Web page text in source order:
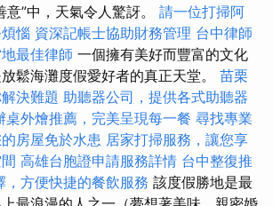
”中，天氣令人驚訝。 請一位打掃阿
惱 資深記帳士協助財務管理 台中律師
最佳律師 一個擁有美好而豐富的文化
鬆海灘度假愛好者的真正天堂。 苗栗
決難題 助聽器公司，提供各式助聽器
桌外燴推薦，完美呈現每一餐 尋找專業
房屋免於水患 居家打掃服務，讓您享
高雄台胞證申請服務詳情 台中整復推
，方便快捷的餐飲服務 該度假勝地是最